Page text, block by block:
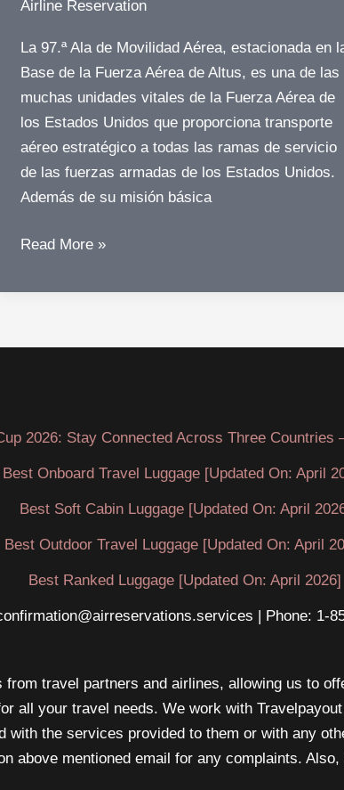
Airline Reservation
La 97.ª Ala de Movilidad Aérea, estacionada en
Base de la Fuerza Aérea de Altus, es una de las
muchas unidades vitales de la Fuerza Aérea de
los Estados Unidos que proporciona transporte
aéreo estratégico a todas las ramas de servicio
de las fuerzas armadas de los Estados Unidos.
Además de su misión básica
Lo
debe
sobre
de
movilidad
de
la
de
En
Altus
AFB
Read More »
2026: Stay Connected Across Three Countries
Best Onboard Travel Luggage [Updated On: April
Best Soft Cabin Luggage [Updated On: April
Best Outdoor Travel Luggage [Updated On: April
Best Ranked Luggage [Updated On: April 2026]
| Phone: 1-
travel partners and airlines, allowing us to
all your travel needs. We work with
the services provided to them or with any
above mentioned email for any complaints.